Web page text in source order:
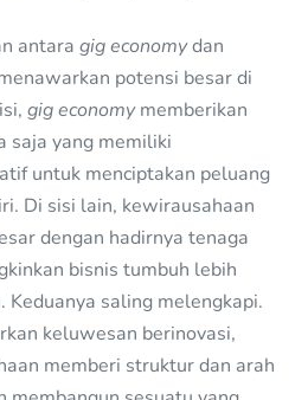
antaragig economydan
potensi besar di
gig economymemberikan
saja yang memiliki
untuk menciptakan peluang
Di sisi lain, kewirausahaan
dengan hadirnya tenaga
bisnis tumbuh lebih
Keduanya saling melengkapi.
keluwesan berinovasi,
memberi struktur dan arah